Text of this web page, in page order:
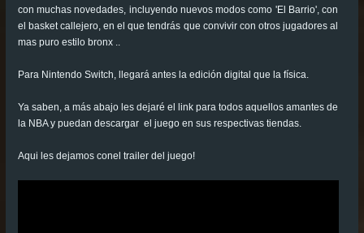
con muchas novedades, incluyendo nuevos modos como 'El Barrio', con
el basket callejero, en el que tendrás que convivir con otros jugadores al
mas puro estilo bronx ..
Para Nintendo Switch, llegará antes la edición digital que la física.
Ya saben, a más abajo les dejaré el link para todos aquellos amantes de
la NBA y puedan descargar el juego en sus respectivas tiendas.
Aqui les dejamos conel trailer del juego!